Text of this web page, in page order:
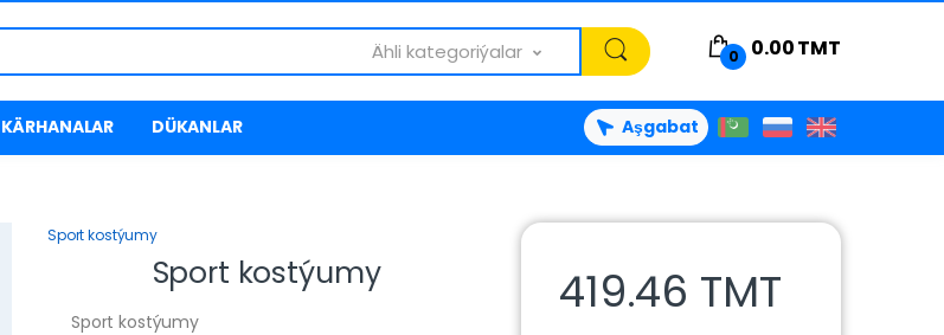
Ähli kategoriýalar 0 0.00TMT
KÄRHANALAR DÜKANLAR Aşgabat
Sport kostýumy
Sport kostýumy
Sport kostýumy 419.46 TMT